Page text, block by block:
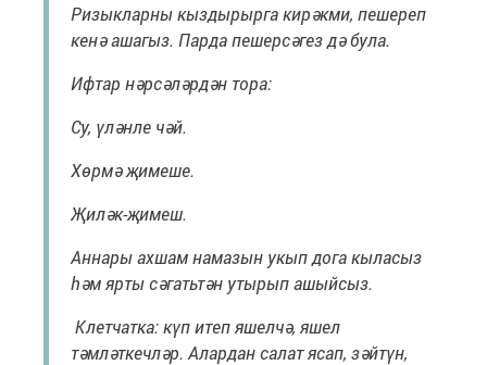
Ризыкларны кыздырырга кирәкми, пешереп
кенә ашагыз. Парда пешерсәгез дә була.
Ифтар нәрсәләрдән тора:
Су, үләнле чәй.
Хөрмә җимеше.
Җиләк-җимеш.
Аннары ахшам намазын укып дога кыласыз
һәм ярты сәгатьтән утырып ашыйсыз.
Клетчатка: күп итеп яшелчә, яшел
тәмләткечләр. Алардан салат ясап, зәйтүн,